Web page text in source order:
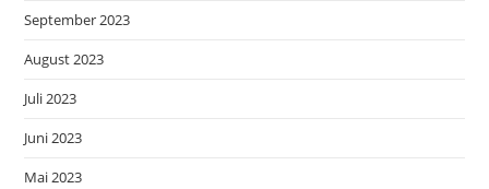
September 2023
August 2023
Juli 2023
Juni 2023
Mai 2023